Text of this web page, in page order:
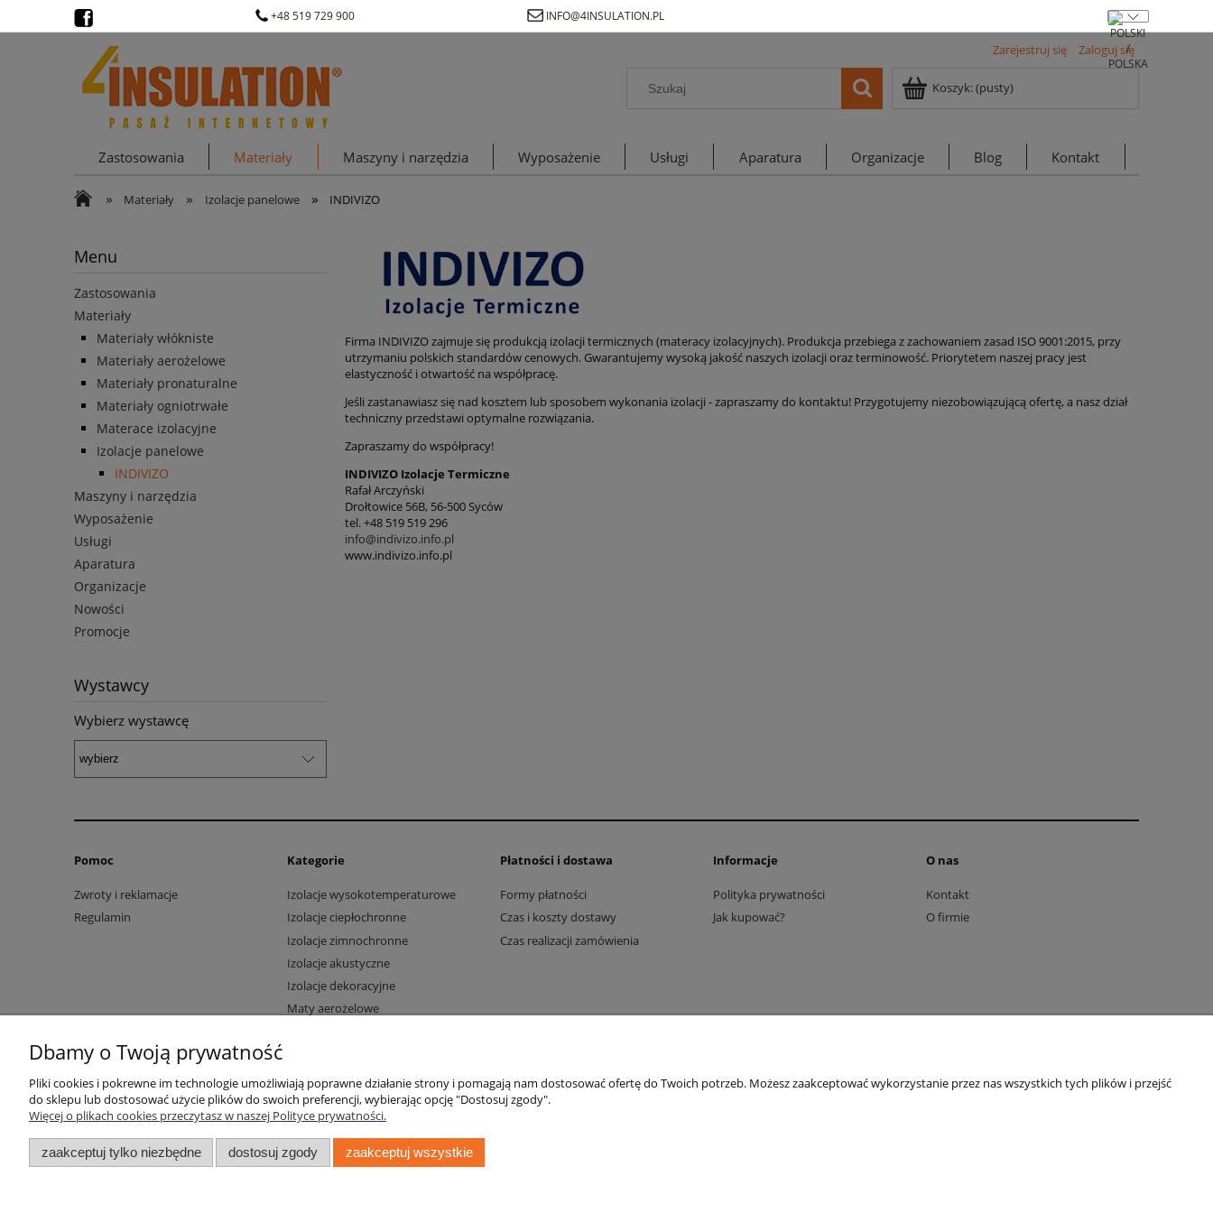
+48 519 729 900 INFO@4INSULATION.PL
Zarejestruj się Zaloguj się
Koszyk:(pusty)
Zastosowania Materiały Maszyny i narzędzia Wyposażenie Usługi Aparatura Organizacje Blog Kontakt
» Materiały » Izolacje panelowe » INDIVIZO
Menu
Zastosowania
Materiały
Materiały włókniste
Materiały aerożelowe
Materiały pronaturalne
Materiały ogniotrwałe
Materace izolacyjne
Izolacje panelowe
INDIVIZO
Maszyny i narzędzia
Wyposażenie
Usługi
Aparatura
Organizacje
Nowości
Promocje
Wystawcy
Wybierz wystawcę
Firma INDIVIZO zajmuje się produkcją izolacji termicznych (materacy izolacyjnych). Produkcja przebiega z zachowaniem zasad ISO 9001:2015, przy
utrzymaniu polskich standardów cenowych. Gwarantujemy wysoką jakość naszych izolacji oraz terminowość. Priorytetem naszej pracy jest
elastyczność i otwartość na współpracę.
Jeśli zastanawiasz się nad kosztem lub sposobem wykonania izolacji - zapraszamy do kontaktu! Przygotujemy niezobowiązującą ofertę, a nasz dział
techniczny przedstawi optymalne rozwiązania.
Zapraszamy do współpracy!
INDIVIZO Izolacje Termiczne
Rafał Arczyński
Drołtowice 56B, 56-500 Syców
tel. +48 519 519 296
info@indivizo.info.pl
www.indivizo.info.pl
Pomoc
Zwroty i reklamacje
Regulamin
Kategorie
Izolacje wysokotemperaturowe
Izolacje ciepłochronne
Izolacje zimnochronne
Izolacje akustyczne
Izolacje dekoracyjne
Maty aerożelowe
Płatności i dostawa
Formy płatności
Czas i koszty dostawy
Czas realizacji zamówienia
Informacje
Polityka prywatności
Jak kupować?
O nas
Kontakt
O firmie
Dbamy o Twoją prywatność
Pliki cookies i pokrewne im technologie umożliwiają poprawne działanie strony i pomagają nam dostosować ofertę do Twoich potrzeb. Możesz zaakceptować wykorzystanie przez nas wszystkich tych plików i przejść
do sklepu lub dostosować użycie plików do swoich preferencji, wybierając opcję "Dostosuj zgody".
Więcej o plikach cookies przeczytasz w naszej Polityce prywatności.
zaakceptuj tylko niezbędne dostosuj zgody zaakceptuj wszystkie